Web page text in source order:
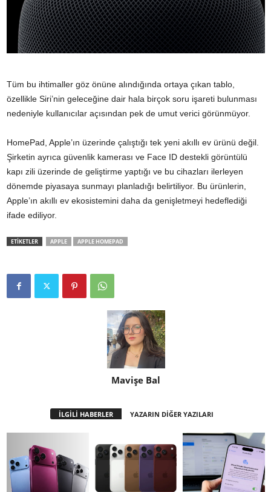
Tüm bu ihtimaller göz önüne alındığında ortaya çıkan tablo,
özellikle Siri’nin geleceğine dair hala birçok soru işareti bulunması
nedeniyle kullanıcılar açısından pek de umut verici görünmüyor.
HomePad, Apple’ın üzerinde çalıştığı tek yeni akıllı ev ürünü değil.
Şirketin ayrıca güvenlik kamerası ve Face ID destekli görüntülü
kapı zili üzerinde de geliştirme yaptığı ve bu cihazları ilerleyen
dönemde piyasaya sunmayı planladığı belirtiliyor. Bu ürünlerin,
Apple’ın akıllı ev ekosistemini daha da genişletmeyi hedeflediği
ifade ediliyor.
ETİKETLER APPLE APPLE HOMEPAD
Mavişe Bal
İLGİLİ HABERLER YAZARIN DİĞER YAZILARI